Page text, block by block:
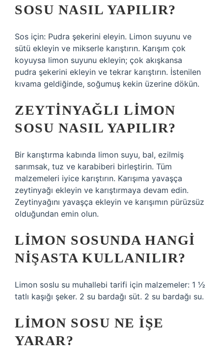
SOSU NASIL YAPILIR?
Sos için: Pudra şekerini eleyin. Limon suyunu ve
sütü ekleyin ve mikserle karıştırın. Karışım çok
koyuysa limon suyunu ekleyin; çok akışkansa
pudra şekerini ekleyin ve tekrar karıştırın. İstenilen
kıvama geldiğinde, soğumuş kekin üzerine dökün.
ZEYTINYAĞLI LIMON
SOSU NASIL YAPILIR?
Bir karıştırma kabında limon suyu, bal, ezilmiş
sarımsak, tuz ve karabiberi birleştirin. Tüm
malzemeleri iyice karıştırın. Karışıma yavaşça
zeytinyağı ekleyin ve karıştırmaya devam edin.
Zeytinyağını yavaşça ekleyin ve karışımın pürüzsüz
olduğundan emin olun.
LIMON SOSUNDA HANGI
NIŞASTA KULLANILIR?
Limon soslu su muhallebi tarifi için malzemeler: 1 ½
tatlı kaşığı şeker. 2 su bardağı süt. 2 su bardağı su.
LIMON SOSU NE IŞE
YARAR?